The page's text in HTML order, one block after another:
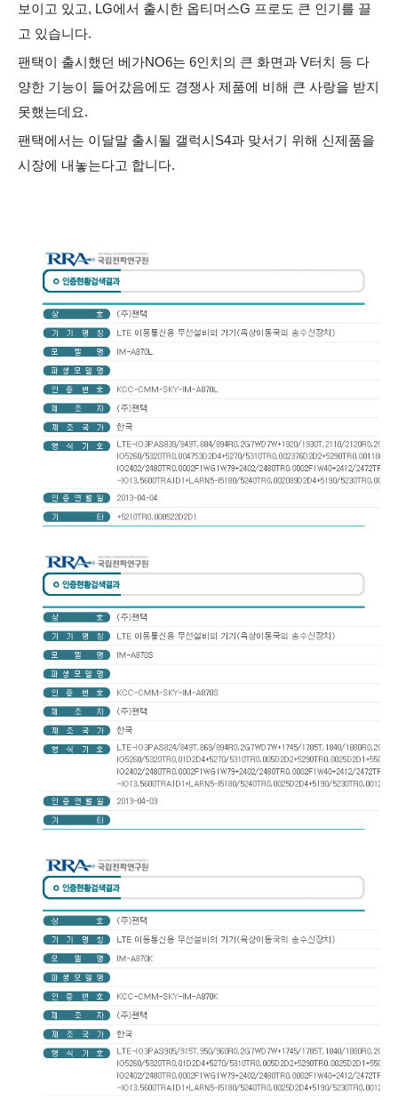
보이고 있고, LG에서 출시한 옵티머스G 프로도 큰 인기를 끌
고 있습니다.
팬택이 출시했던 베가NO6는 6인치의 큰 화면과 V터치 등 다
양한 기능이 들어갔음에도 경쟁사 제품에 비해 큰 사랑을 받지
못했는데요.
팬택에서는 이달말 출시될 갤럭시S4과 맞서기 위해 신제품을
시장에 내놓는다고 합니다.